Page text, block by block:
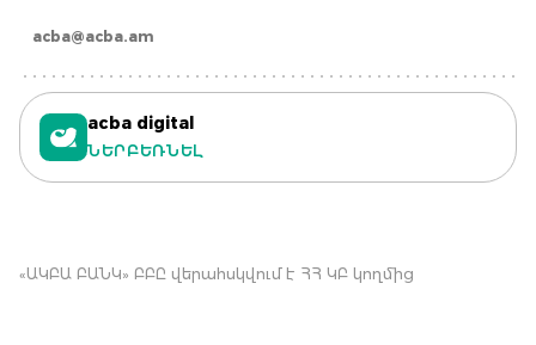
acba@acba.am
acba digital
ՆԵՐԲԵՌՆԵԼ
«ԱԿԲԱ ԲԱՆԿ» ԲԲԸ վերահսկվում է ՀՀ ԿԲ կողմից